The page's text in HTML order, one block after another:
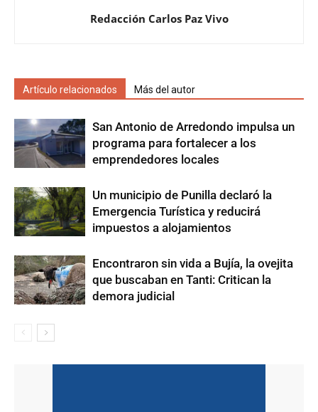
Redacción Carlos Paz Vivo
Artículo relacionados Más del autor
San Antonio de Arredondo impulsa un
programa para fortalecer a los
emprendedores locales
Un municipio de Punilla declaró la
Emergencia Turística y reducirá
impuestos a alojamientos
Encontraron sin vida a Bujía, la ovejita
que buscaban en Tanti: Critican la
demora judicial